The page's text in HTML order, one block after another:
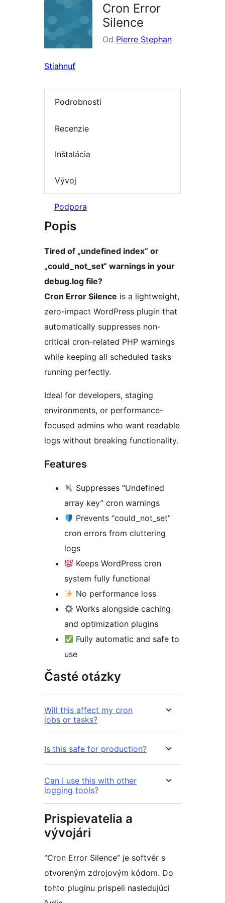
Cron Error
Silence
Od Pierre Stephan
Stiahnuť
Podrobnosti
Recenzie
Inštalácia
Vývoj
Podpora
Popis
Tired of „undefined index“ or
„could_not_set“ warnings in your
debug.log file?
Cron Error Silence is a lightweight,
zero-impact WordPress plugin that
automatically suppresses non-
critical cron-related PHP warnings
while keeping all scheduled tasks
running perfectly.
Ideal for developers, staging
environments, or performance-
focused admins who want readable
logs without breaking functionality.
Features
Suppresses “Undefined
array key” cron warnings
Prevents “could_not_set”
cron errors from cluttering
logs
Keeps WordPress cron
system fully functional
No performance loss
Works alongside caching
and optimization plugins
Fully automatic and safe to
use
Časté otázky
Will this affect my cron
jobs or tasks?
Is this safe for production?
Can I use this with other
logging tools?
Prispievatelia a
vývojári
“Cron Error Silence” je softvér s
otvoreným zdrojovým kódom. Do
tohto pluginu prispeli nasledujúci